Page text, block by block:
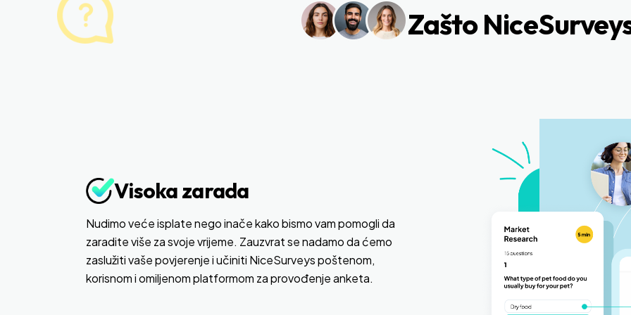
Zašto
Visoka zarada
Nudimo veće isplate nego inače kako bismo vam pomogli da
zaradite više za svoje vrijeme. Zauzvrat se nadamo da ćemo
zaslužiti vaše povjerenje i učiniti NiceSurveys poštenom,
korisnom i omiljenom platformom za provođenje anketa.